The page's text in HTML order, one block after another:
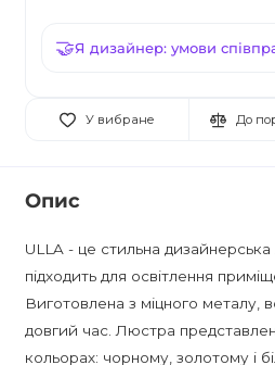
Я дизайнер: умови
У вибране До
Опис
ULLA - це стильна дизайнерська
підходить для освітлення
Виготовлена з міцного металу,
довгий час. Люстра
кольорах: чорному, золотому і